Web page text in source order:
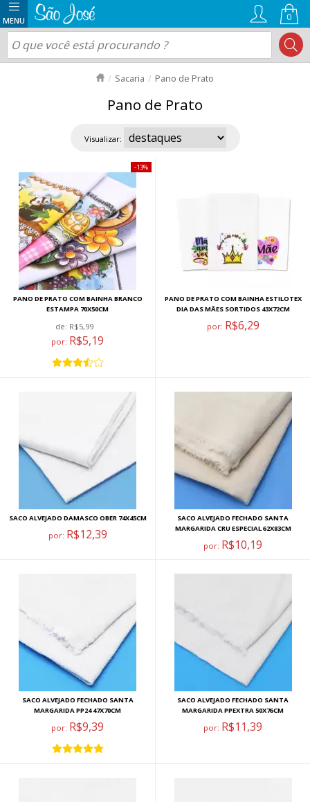
0
Sacaria Pano de Prato
Pano de Prato
Visualizar:
PANO DE PRATO COM BAINHA BRANCO
ESTAMPA 70X50CM
de: R$5,99
por: R$5,19
13%
PANO DE PRATO COM BAINHA ESTILOTEX
DIA DAS MÃES SORTIDOS 43X72CM
por: R$6,29
SACO ALVEJADO DAMASCO OBER 74X45CM
por: R$12,39
SACO ALVEJADO FECHADO SANTA
MARGARIDA CRU ESPECIAL 62X83CM
por: R$10,19
SACO ALVEJADO FECHADO SANTA
MARGARIDA PP24 47X70CM
por: R$9,39
SACO ALVEJADO FECHADO SANTA
MARGARIDA PPEXTRA 50X76CM
por: R$11,39